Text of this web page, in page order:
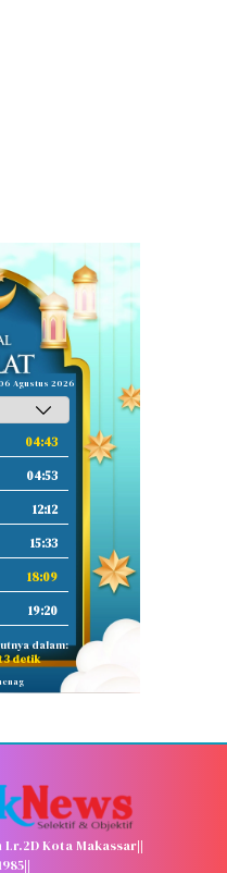
Agustus 2026
04:43
04:53
12:12
15:33
18:09
19:20
dalam:
2 detik
Kota Makassar||